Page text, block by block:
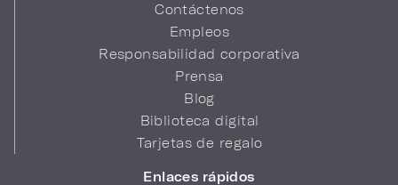
Contáctenos
Empleos
Responsabilidad corporativa
Prensa
Blog
Biblioteca digital
Tarjetas de regalo
Enlaces rápidos